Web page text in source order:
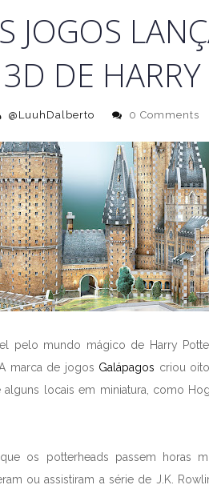
JOGOS
DE
@LuuhDalberto 0 Comments
pelo mundo mágico de Harry
marca de jogos Galápagos criou
locais em miniatura, como
os potterheads passem horas
ou assistiram a série de J.K.